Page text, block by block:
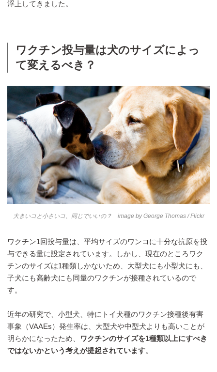
浮上してきました。
ワクチン投与量は犬のサイズによっ
て変えるべき？
大きいコと小さいコ、同じでいいの？ image byGeorge Thomas/ Flickr
ワクチン1回投与量は、平均サイズのワンコに十分な抗原を投
与できる量に設定されています。しかし、現在のところワク
チンのサイズは1種類しかないため、大型犬にも小型犬にも、
子犬にも高齢犬にも同量のワクチンが接種されているので
す。
近年の研究で、小型犬、特にトイ犬種のワクチン接種後有害
事象（VAAEs）発生率は、大型犬や中型犬よりも高いことが
明らかになったため、
ワクチンのサイズを1種類以上にすべき
ではないかという考えが提起されています。